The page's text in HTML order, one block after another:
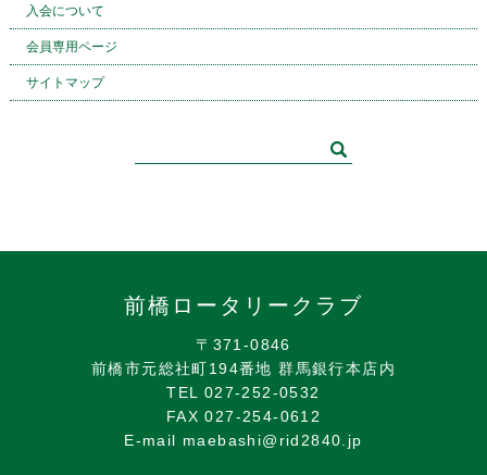
入会について
会員専用ページ
サイトマップ
前橋ロータリークラブ
〒371-0846
前橋市元総社町194番地 群馬銀行本店内
TEL 027-252-0532
FAX 027-254-0612
E-mail maebashi@rid2840.jp